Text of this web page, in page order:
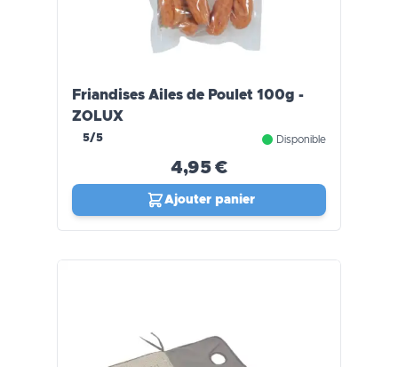
Friandises Ailes de Poulet 100g -
ZOLUX
5/5 Disponible
4,95 €
Ajouter panier